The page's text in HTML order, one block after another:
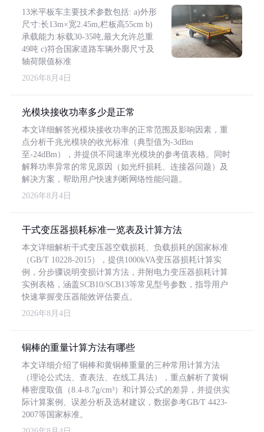
13米平板车主要技术参数包括: a)外形
尺寸:长13m×宽2.45m,栏板高55cm b)
承载能力:标载30-35吨,最大允许总重
49吨 c)符合国家道路车辆外廓尺寸及
轴荷限值标准
2026年8月4日
光模块接收功率多少是正常
本文详细解答光模块接收功率的正常范围及影响因素，重
点分析千兆光模块的收光标准（典型值为-3dBm
至-24dBm），并提供不同速率光模块的参考值表格。同时
解释功率异常的常见原因（如光纤损耗、连接器问题）及
解决方案，帮助用户快速判断网络性能问题。
2026年8月4日
干式变压器损耗标准一览表及计算方法
本文详细解析干式变压器空载损耗、负载损耗的国家标准
（GB/T 10228-2015），提供1000kVA变压器损耗计算实
例，分步骤说明变损计算方法，并附电力变压器损耗计算
实例表格，涵盖SCB10/SCB13等常见型号参数，指导用户
快速掌握变压器能效评估要点。
2026年8月4日
铜棒的重量计算方法有哪些
本文详细介绍了铜棒和黄铜棒重量的三种常用计算方法
（理论公式法、查表法、在线工具法），重点解析了黄铜
棒密度取值（8.4-8.7g/cm³）和计算公式的差异，并提供实
际计算案例、误差分析及选材建议，数据参考GB/T 4423-
2007等国家标准。